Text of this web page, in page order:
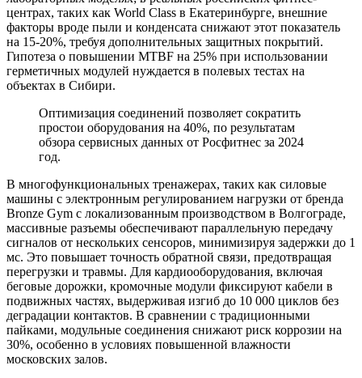
центрах, таких как World Class в Екатеринбурге, внешние
факторы вроде пыли и конденсата снижают этот показатель
на 15-20%, требуя дополнительных защитных покрытий.
Гипотеза о повышении MTBF на 25% при использовании
герметичных модулей нуждается в полевых тестах на
объектах в Сибири.
Оптимизация соединений позволяет сократить
простои оборудования на 40%, по результатам
обзора сервисных данных от Росфитнес за 2024
год.
В многофункциональных тренажерах, таких как силовые
машины с электронным регулированием нагрузки от бренда
Bronze Gym с локализованным производством в Волгограде,
массивные разъемы обеспечивают параллельную передачу
сигналов от нескольких сенсоров, минимизируя задержки до 1
мс. Это повышает точность обратной связи, предотвращая
перегрузки и травмы. Для кардиооборудования, включая
беговые дорожки, кромочные модули фиксируют кабели в
подвижных частях, выдерживая изгиб до 10 000 циклов без
деградации контактов. В сравнении с традиционными
пайками, модульные соединения снижают риск коррозии на
30%, особенно в условиях повышенной влажности
московских залов.